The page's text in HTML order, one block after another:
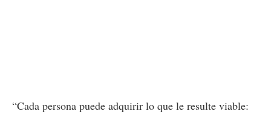
“Cada persona puede adquirir lo que le resulte viable: